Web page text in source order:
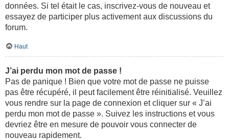
données. Si tel était le cas, inscrivez-vous de nouveau et
essayez de participer plus activement aux discussions du
forum.
Haut
J’ai perdu mon mot de passe !
Pas de panique ! Bien que votre mot de passe ne puisse
pas être récupéré, il peut facilement être réinitialisé. Veuillez
vous rendre sur la page de connexion et cliquer sur « J’ai
perdu mon mot de passe ». Suivez les instructions et vous
devriez être en mesure de pouvoir vous connecter de
nouveau rapidement.